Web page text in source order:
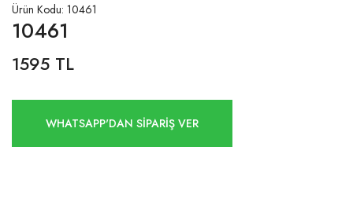
Ürün Kodu: 10461
10461
1595 TL
WHATSAPP'DAN SİPARİŞ VER